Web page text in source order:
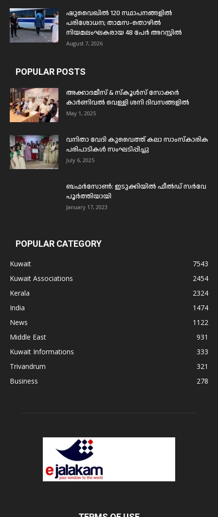
ഷുവൈഖിൽ 120 സ്ഥാപനങ്ങളിൽ
പരിശോധന; താമസ-തൊഴിൽ
നിയമലംഘകരായ 48 പേർ അറസ്റ്റിൽ
August 7, 2026
POPULAR POSTS
അക്കാദമീസ് & സ്കൂൾസ് സോക്കർ
കാർണിവൽ വെള്ളി ശനി ദിവസങ്ങളിൽ
May 1, 2025
വനിതാ വേദി കുവൈത്ത് കലാ സാംസ്കാരിക
പരിപാടികൾ സംഘടിപ്പിച്ചു
July 6, 2025
ബഫര്‍സോണ്‍: ഇടുക്കിയില്‍ ഫീല്‍ഡ് സര്‍വേ
പൂര്‍ത്തിയായി
January 17, 2023
POPULAR CATEGORY
Kuwait
7543
Kuwait Associations
2454
Kerala
2324
India
1474
News
1122
Middle East
931
Kuwait Informations
333
Trivandrum
321
Business
278